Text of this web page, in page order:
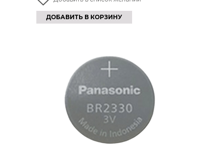
ДОБАВИТЬ В КОРЗИНУ